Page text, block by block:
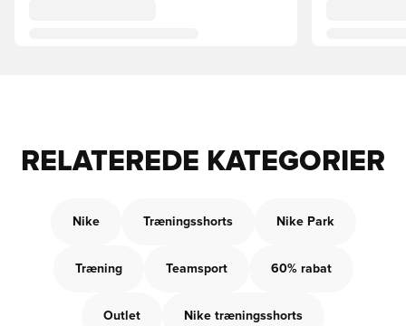
RELATEREDE KATEGORIER
Nike Træningsshorts Nike Park
Træning Teamsport 60% rabat
Outlet Nike træningsshorts